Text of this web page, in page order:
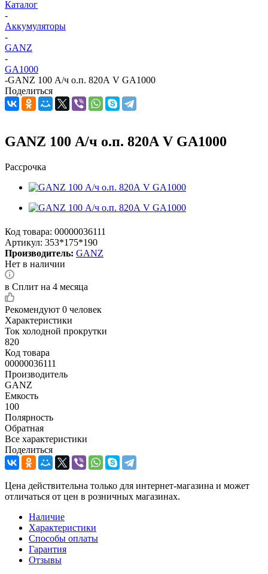
Каталог
-
Аккумуляторы
-
GANZ
-
GA1000
-GANZ 100 А/ч о.п. 820А V GA1000
Поделиться
GANZ 100 А/ч о.п. 820А V GA1000
Рассрочка
Код товара: 00000036111
Артикул: 353*175*190
Производитель: GANZ
Нет в наличии
в Сплит на 4 месяца
Рекомендуют 0 человек
Характеристики
Ток холодной прокрутки
820
Код товара
00000036111
Производитель
GANZ
Емкость
100
Полярность
Обратная
Все характеристики
Поделиться
Цена действительна только для интернет-магазина и может
отличаться от цен в розничных магазинах.
Наличие
Характеристики
Способы оплаты
Гарантия
Отзывы